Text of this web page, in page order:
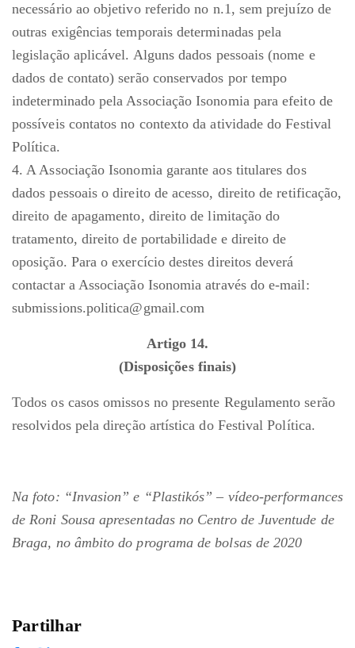
necessário ao objetivo referido no n.1, sem prejuízo de
outras exigências temporais determinadas pela
legislação aplicável. Alguns dados pessoais (nome e
dados de contato) serão conservados por tempo
indeterminado pela Associação Isonomia para efeito de
possíveis contatos no contexto da atividade do Festival
Política.
4. A Associação Isonomia garante aos titulares dos
dados pessoais o direito de acesso, direito de retificação,
direito de apagamento, direito de limitação do
tratamento, direito de portabilidade e direito de
oposição. Para o exercício destes direitos deverá
contactar a Associação Isonomia através do e-mail:
submissions.politica@gmail.com
Artigo 14.
(Disposições finais)
Todos os casos omissos no presente Regulamento serão
resolvidos pela direção artística do Festival Política.
Na foto: “Invasion” e “Plastikós” – vídeo-performances
de Roni Sousa apresentadas no Centro de Juventude de
Braga, no âmbito do programa de bolsas de 2020
Partilhar